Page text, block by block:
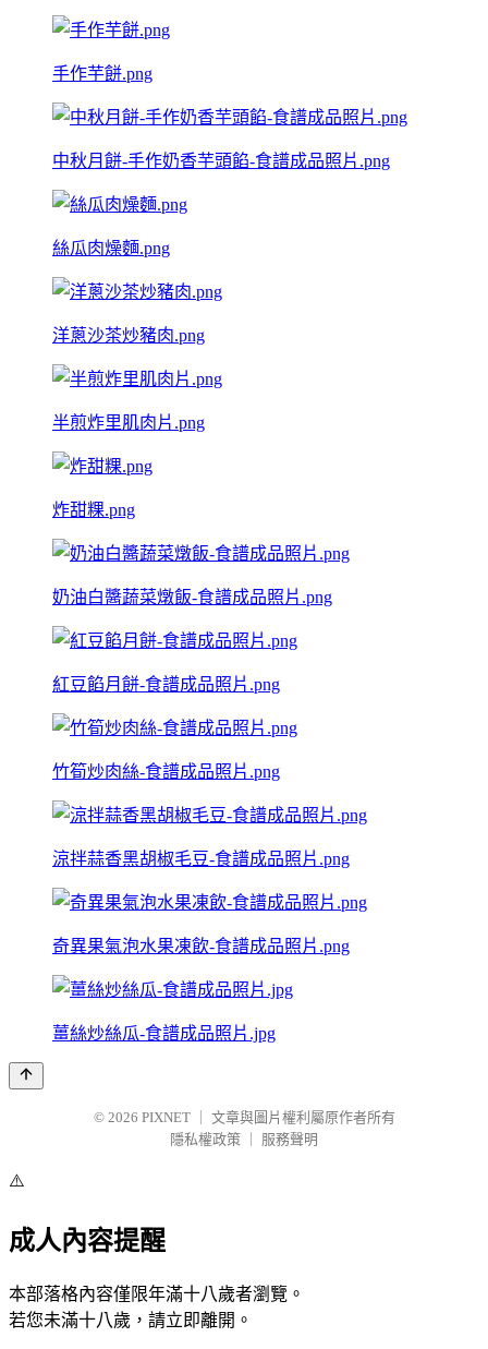
手作芋餅.png
中秋月餅-手作奶香芋頭餡-食譜成品照片.png
絲瓜肉燥麵.png
洋蔥沙茶炒豬肉.png
半煎炸里肌肉片.png
炸甜粿.png
奶油白醬蔬菜燉飯-食譜成品照片.png
紅豆餡月餅-食譜成品照片.png
竹筍炒肉絲-食譜成品照片.png
涼拌蒜香黑胡椒毛豆-食譜成品照片.png
奇異果氣泡水果凍飲-食譜成品照片.png
薑絲炒絲瓜-食譜成品照片.jpg
© 2026 PIXNET
文章與圖片權利屬原作者所有
隱私權政策
服務聲明
⚠️
成人內容提醒
本部落格內容僅限年滿十八歲者瀏覽。
若您未滿十八歲，請立即離開。